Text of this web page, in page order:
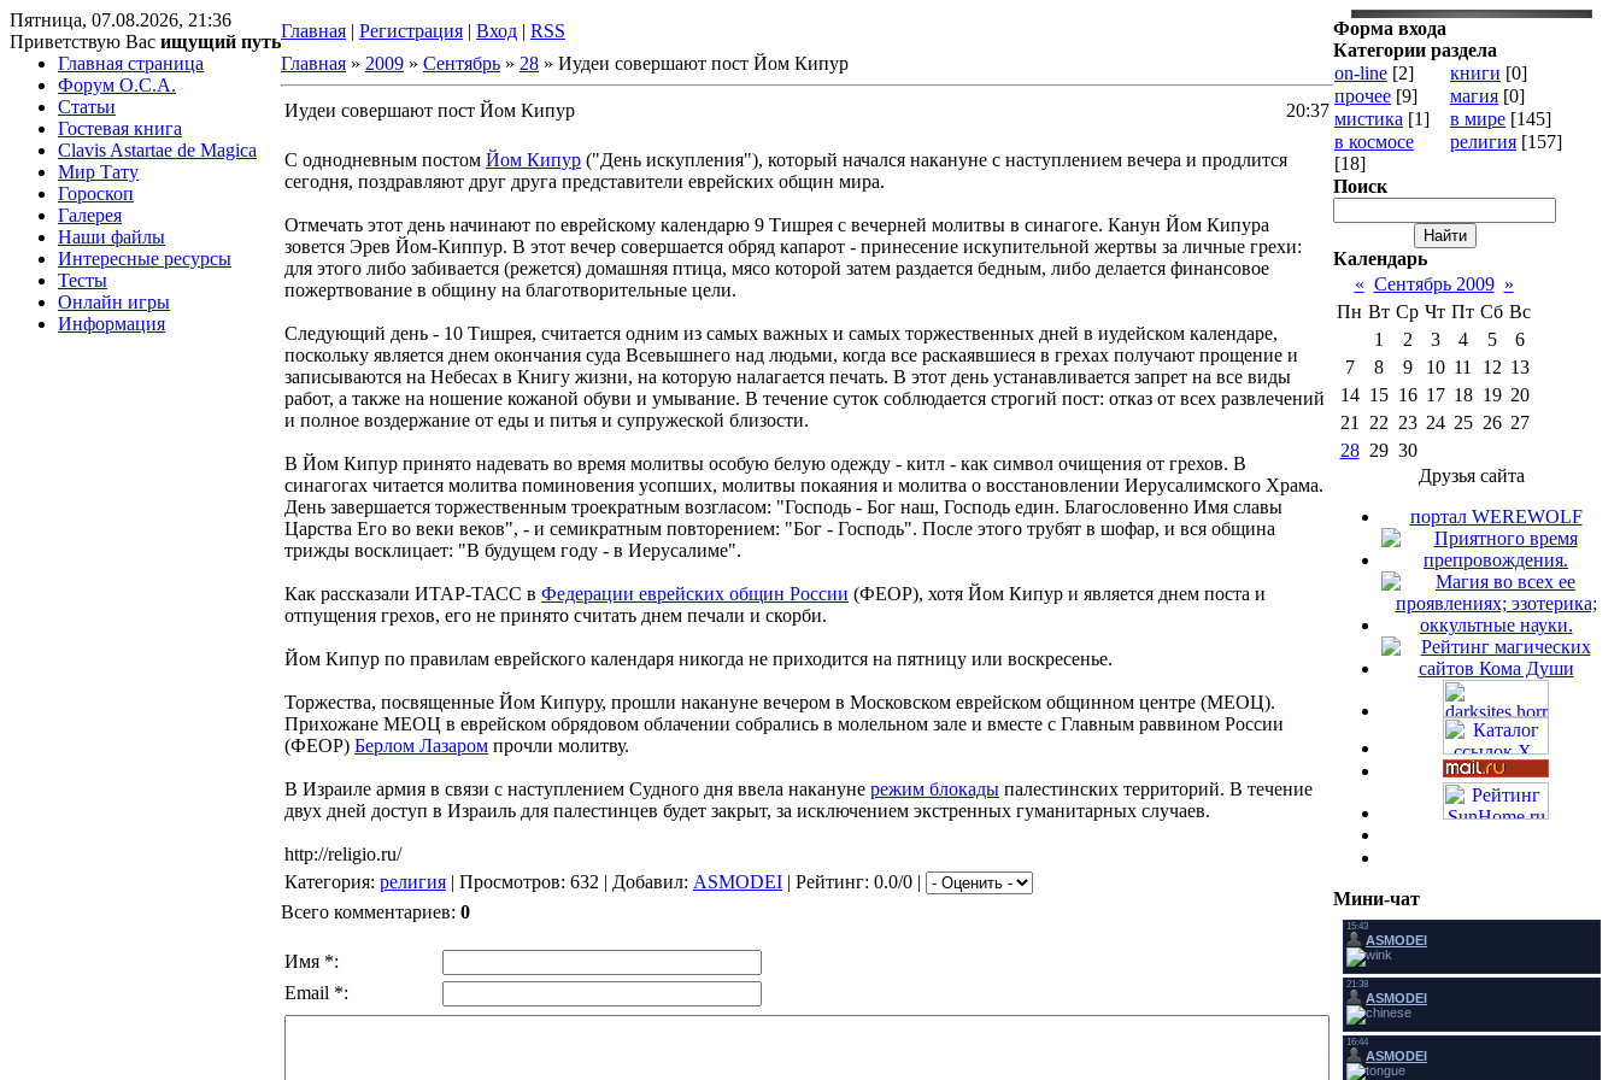
Пятница, 07.08.2026, 21:36
Приветствую Вас ищущий путь
Главная | Регистрация | Вход | RSS
Главная страница
Форум O.C.A.
Статьи
Гостевая книга
Clavis Astartae de Magica
Мир Тату
Гороскоп
Галерея
Наши файлы
Интересные ресурсы
Тесты
Онлайн игры
Информация
Главная » 2009 » Сентябрь » 28 » Иудеи совершают пост Йом Кипур
Иудеи совершают пост Йом Кипур 20:37
С однодневным постом Йом Кипур ("День искупления"), который начался накануне с наступлением вечера и продлится
сегодня, поздравляют друг друга представители еврейских общин мира.
Отмечать этот день начинают по еврейскому календарю 9 Тишрея с вечерней молитвы в синагоге. Канун Йом Кипура
зовется Эрев Йом-Киппур. В этот вечер совершается обряд капарот - принесение искупительной жертвы за личные грехи:
для этого либо забивается (режется) домашняя птица, мясо которой затем раздается бедным, либо делается финансовое
пожертвование в общину на благотворительные цели.
Следующий день - 10 Тишрея, считается одним из самых важных и самых торжественных дней в иудейском календаре,
поскольку является днем окончания суда Всевышнего над людьми, когда все раскаявшиеся в грехах получают прощение и
записываются на Небесах в Книгу жизни, на которую налагается печать. В этот день устанавливается запрет на все виды
работ, а также на ношение кожаной обуви и умывание. В течение суток соблюдается строгий пост: отказ от всех развлечений
и полное воздержание от еды и питья и супружеской близости.
В Йом Кипур принято надевать во время молитвы особую белую одежду - китл - как символ очищения от грехов. В
синагогах читается молитва поминовения усопших, молитвы покаяния и молитва о восстановлении Иерусалимского Храма.
День завершается торжественным троекратным возгласом: "Господь - Бог наш, Господь един. Благословенно Имя славы
Царства Его во веки веков", - и семикратным повторением: "Бог - Господь". После этого трубят в шофар, и вся община
трижды восклицает: "В будущем году - в Иерусалиме".
Как рассказали ИТАР-ТАСС в Федерации еврейских общин России (ФЕОР), хотя Йом Кипур и является днем поста и
отпущения грехов, его не принято считать днем печали и скорби.
Йом Кипур по правилам еврейского календаря никогда не приходится на пятницу или воскресенье.
Торжества, посвященные Йом Кипуру, прошли накануне вечером в Московском еврейском общинном центре (МЕОЦ).
Прихожане МЕОЦ в еврейском обрядовом облачении собрались в молельном зале и вместе с Главным раввином России
(ФЕОР) Берлом Лазаром прочли молитву.
В Израиле армия в связи с наступлением Судного дня ввела накануне режим блокады палестинских территорий. В течение
двух дней доступ в Израиль для палестинцев будет закрыт, за исключением экстренных гуманитарных случаев.
http://religio.ru/
Категория: религия | Просмотров: 632 | Добавил: ASMODEI | Рейтинг: 0.0/0 |
Всего комментариев: 0
Имя *:
Email *:
Форма входа
Категории раздела
on-line [2] книги [0]
прочее [9] магия [0]
мистика [1] в мире [145]
в космосе
[18]
религия [157]
Поиск
Календарь
« Сентябрь 2009 »
Пн Вт Ср Чт Пт Сб Вс
1
2 3 4 5
6
7
8 9 10 11 12 13
14 15 16 17 18 19 20
21
22 23 24 25 26 27
28 29 30
Друзья сайта
портал WEREWOLF
Мини-чат